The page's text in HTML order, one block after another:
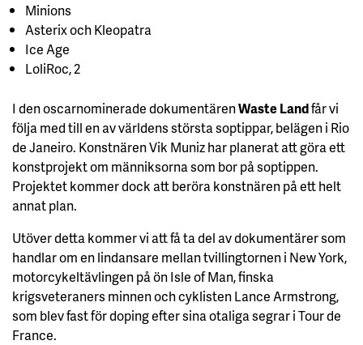
Minions
Asterix och Kleopatra
Ice Age
LoliRoc, 2
I den oscarnominerade dokumentärenWaste Landfår vi
följa med till en av världens största soptippar, belägen i Rio
de Janeiro. Konstnären Vik Muniz har planerat att göra ett
konstprojekt om männiksorna som bor på soptippen.
Projektet kommer dock att beröra konstnären på ett helt
annat plan.
Utöver detta kommer vi att få ta del av dokumentärer som
handlar om en lindansare mellan tvillingtornen i New York,
motorcykeltävlingen på ön Isle of Man, finska
krigsveteraners minnen och cyklisten Lance Armstrong,
som blev fast för doping efter sina otaliga segrar i Tour de
France.